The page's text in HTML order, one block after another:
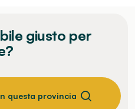
giusto per
questa provincia